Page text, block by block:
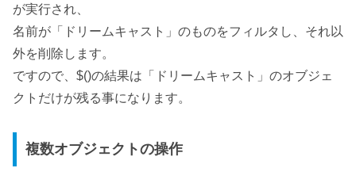
が実行され、
名前が「ドリームキャスト」のものをフィルタし、それ以
外を削除します。
ですので、$()の結果は「ドリームキャスト」のオブジェ
クトだけが残る事になります。
複数オブジェクトの操作